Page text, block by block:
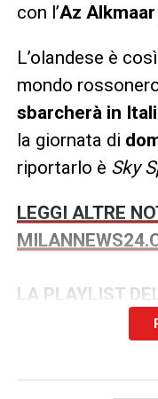
con l’Az Alkmaar
L’olandese è
mondo
sbarcherà in
la giornata di
riportarlo è Sky
LEGGI ALTRE
LA PLAYLIST